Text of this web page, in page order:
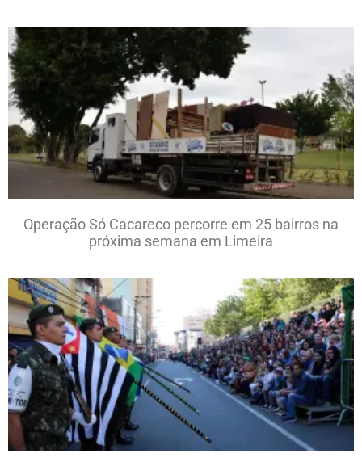
Operação Só Cacareco percorre em 25 bairros na
próxima semana em Limeira